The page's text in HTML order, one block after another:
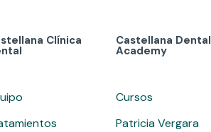
Clínica Castellana Dental
Academy
Cursos
Patricia Vergara